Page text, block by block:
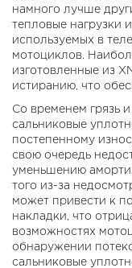
намного лучше
тепловые нагрузки
используемых в
мотоциклов.
изготовленные из
истиранию, что
Со временем грязь
сальниковые
постепенному
свою очередь
уменьшению
того из-за
может привести к
накладки, что
возможностях
обнаружении
сальниковые